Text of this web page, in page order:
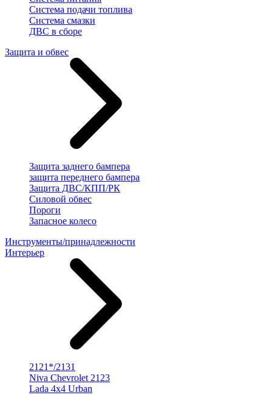
Система подачи топлива
Система смазки
ДВС в сборе
Защита и обвес
Защита заднего бампера
защита переднего бампера
Защита ДВС/КПП/РК
Силовой обвес
Пороги
Запасное колесо
Инструменты/принадлежности
Интерьер
2121*/2131
Niva Chevrolet 2123
Lada 4x4 Urban